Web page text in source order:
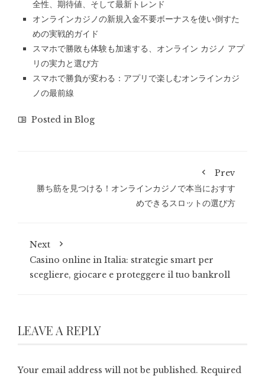
全性、期待値、そして最新トレンド
オンラインカジノの新規入金不要ボーナスを使い倒すた
めの実戦的ガイド
スマホで勝敗も体験も加速する、オンライン カジノ アプ
リの実力と選び方
スマホで勝負が変わる：アプリで楽しむオンラインカジ
ノの最前線
Posted in Blog
Prev
勝ち筋を見つける！オンラインカジノで本当におすす
めできるスロットの選び方
Next
Casino online in Italia: strategie smart per
scegliere, giocare e proteggere il tuo bankroll
LEAVE A REPLY
Your email address will not be published. Required